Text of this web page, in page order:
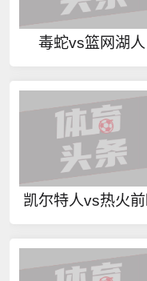
毒蛇vs篮网湖人
凯尔特人vs热火